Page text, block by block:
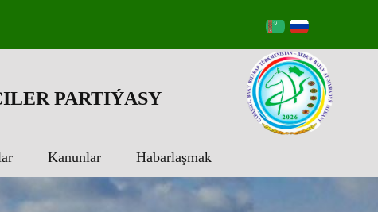
PARTIÝASY
Kanunlar Habarlaşmak